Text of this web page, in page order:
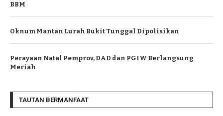
BBM
Oknum Mantan Lurah Bukit Tunggal Dipolisikan
Perayaan Natal Pemprov, DAD dan PGIW Berlangsung
Meriah
TAUTAN BERMANFAAT